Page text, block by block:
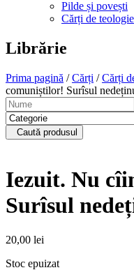
Pilde și povești
Cărți de teologie
Librărie
Prima pagină /Cărți /Cărți
comuniștilor! Surîsul
Caută produsul
Iezuit. Nu
Surîsul
20,00 lei
Stoc epuizat